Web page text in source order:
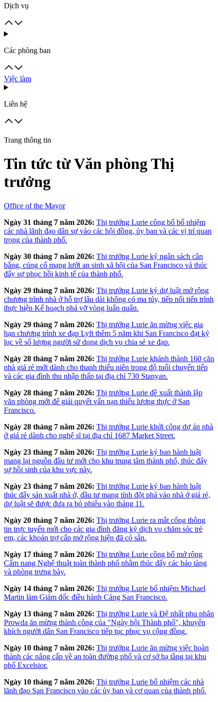
Dịch vụ
Các phòng ban
Việc làm
Liên hệ
Trang thông tin
Tin tức từ Văn phòng Thị
trưởng
Office of the Mayor
Ngày 31 tháng 7 năm 2026: Thị trưởng Lurie công bố bổ nhiệm
các nhà lãnh đạo dân sự vào các hội đồng, ủy ban và các vị trí quan
trọng của thành phố.
Ngày 30 tháng 7 năm 2026: Thị trưởng Lurie ký ngân sách cân
bằng, củng cố mạng lưới an sinh xã hội của San Francisco và thúc
đẩy sự phục hồi kinh tế của thành phố.
Ngày 29 tháng 7 năm 2026: Thị trưởng Lurie ký dự luật mở rộng
chương trình nhà ở hỗ trợ lâu dài không có ma túy, tiếp nối tiến trình
thực hiện Kế hoạch phá vỡ vòng luẩn quẩn.
Ngày 29 tháng 7 năm 2026: Thị trưởng Lurie ăn mừng việc gia
hạn chương trình xe đạp Lyft thêm 5 năm khi San Francisco đạt kỷ
lục về số lượng người sử dụng dịch vụ chia sẻ xe đạp.
Ngày 28 tháng 7 năm 2026: Thị trưởng Lurie khánh thành 160 căn
nhà giá rẻ mới dành cho thanh thiếu niên trong độ tuổi chuyển tiếp
và các gia đình thu nhập thấp tại địa chỉ 730 Stanyan.
Ngày 28 tháng 7 năm 2026: Thị trưởng Lurie đề xuất thành lập
văn phòng mới để giải quyết vấn nạn thiếu lương thực ở San
Francisco.
Ngày 28 tháng 7 năm 2026: Thị trưởng Lurie khởi công dự án nhà
ở giá rẻ dành cho nghệ sĩ tại địa chỉ 1687 Market Street.
Ngày 23 tháng 7 năm 2026: Thị trưởng Lurie ký ban hành luật
mang lại nguồn đầu tư mới cho khu trung tâm thành phố, thúc đẩy
sự hồi sinh của khu vực này.
Ngày 23 tháng 7 năm 2026: Thị trưởng Lurie ký ban hành luật
thúc đẩy sản xuất nhà ở, đầu tư mang tính đột phá vào nhà ở giá rẻ,
dự luật sẽ được đưa ra bỏ phiếu vào tháng 11.
Ngày 20 tháng 7 năm 2026: Thị trưởng Lurie ra mắt cổng thông
tin trực tuyến mới cho các gia đình đăng ký dịch vụ chăm sóc trẻ
em, các khoản trợ cấp mở rộng hiện đã có sẵn.
Ngày 17 tháng 7 năm 2026: Thị trưởng Lurie công bố mở rộng
Cẩm nang Nghệ thuật toàn thành phố nhằm thúc đẩy các bảo tàng
và phòng trưng bày.
Ngày 14 tháng 7 năm 2026: Thị trưởng Lurie bổ nhiệm Michael
Martin làm Giám đốc điều hành Cảng San Francisco.
Ngày 13 tháng 7 năm 2026: Thị trưởng Lurie và Đệ nhất phu nhân
Prowda ăn mừng thành công của "Ngày hội Thành phố", khuyến
khích người dân San Francisco tiếp tục phục vụ cộng đồng.
Ngày 10 tháng 7 năm 2026: Thị trưởng Lurie ăn mừng việc hoàn
thành các nâng cấp về an toàn đường phố và cơ sở hạ tầng tại khu
phố Excelsior.
Ngày 10 tháng 7 năm 2026: Thị trưởng Lurie bổ nhiệm các nhà
lãnh đạo San Francisco vào các ủy ban và cơ quan của thành phố.